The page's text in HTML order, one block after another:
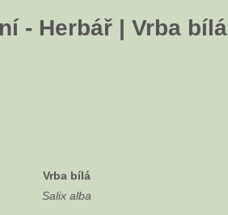
- Herbář | Vrba bílá
Vrba bílá
Salix alba